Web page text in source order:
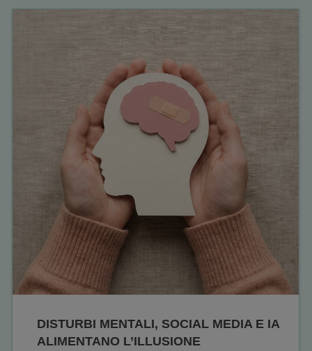
150ML AL
CARRELLO
DISTURBI MENTALI, SOCIAL MEDIA E IA
ALIMENTANO L’ILLUSIONE